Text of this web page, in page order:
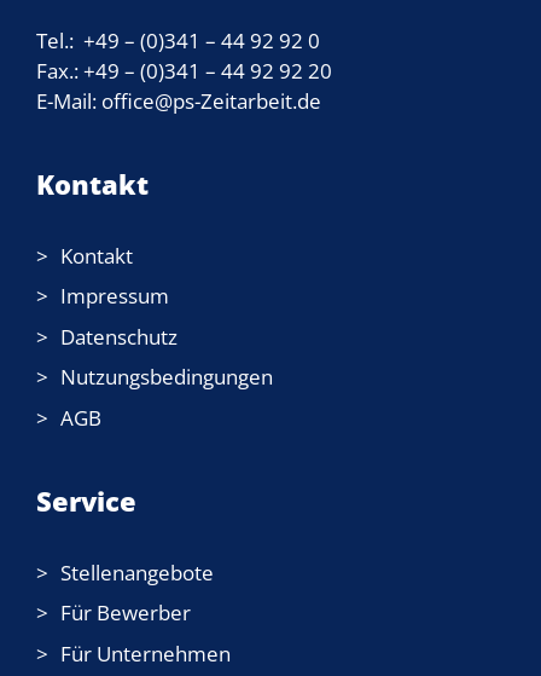
Tel.: +49 – (0)341 – 44 92 92 0
Fax.: +49 – (0)341 – 44 92 92 20
E-Mail: office@ps-Zeitarbeit.de
Kontakt
Kontakt
Impressum
Datenschutz
Nutzungsbedingungen
AGB
Service
Stellenangebote
Für Bewerber
Für Unternehmen